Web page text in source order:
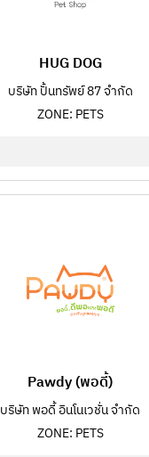
HUG DOG
บริษัท ปั้นทรัพย์ 87 จำกัด
ZONE: PETS
Pawdy (พอดี้)
บริษัท พอดี้ อินโนเวชั่น จำกัด
ZONE: PETS